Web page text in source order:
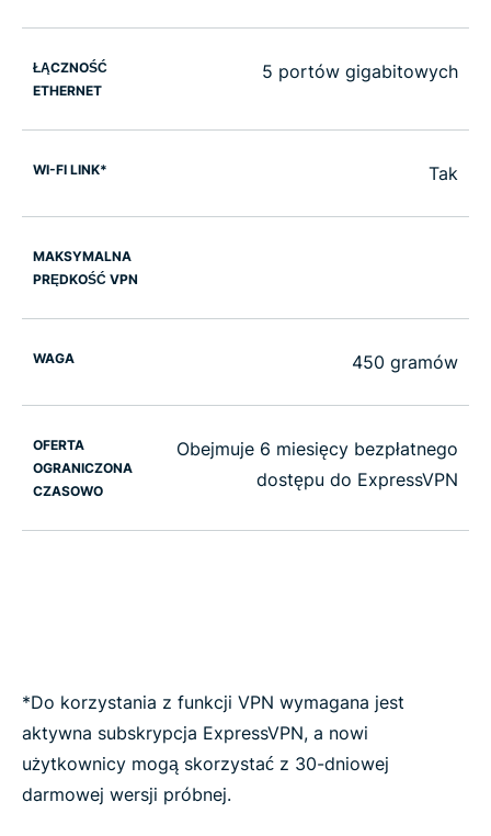
ŁĄCZNOŚĆ
ETHERNET
5 portów gigabitowych
WI-FI LINK* Tak
MAKSYMALNA
PRĘDKOŚĆ VPN
WAGA 450 gramów
OFERTA
OGRANICZONA
CZASOWO
Obejmuje 6 miesięcy bezpłatnego
dostępu do ExpressVPN
*Do korzystania z funkcji VPN wymagana jest
aktywna subskrypcja ExpressVPN, a nowi
użytkownicy mogą skorzystać z 30-dniowej
darmowej wersji próbnej.